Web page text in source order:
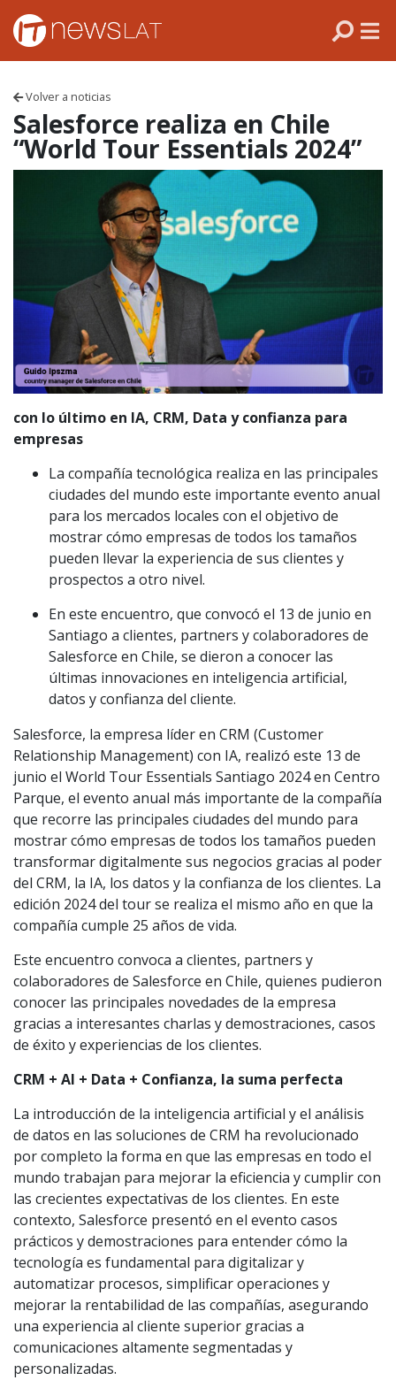
Skip to content
Volver a noticias
Salesforce realiza en Chile
“World Tour Essentials 2024”
con lo último en IA, CRM, Data y confianza para
empresas
La compañía tecnológica realiza en las principales
ciudades del mundo este importante evento anual
para los mercados locales con el objetivo de
mostrar cómo empresas de todos los tamaños
pueden llevar la experiencia de sus clientes y
prospectos a otro nivel.
En este encuentro, que convocó el 13 de junio en
Santiago a clientes, partners y colaboradores de
Salesforce en Chile, se dieron a conocer las
últimas innovaciones en inteligencia artificial,
datos y confianza del cliente.
Salesforce, la empresa líder en CRM (Customer
Relationship Management) con IA, realizó este 13 de
junio el World Tour Essentials Santiago 2024 en Centro
Parque, el evento anual más importante de la compañía
que recorre las principales ciudades del mundo para
mostrar cómo empresas de todos los tamaños pueden
transformar digitalmente sus negocios gracias al poder
del CRM, la IA, los datos y la confianza de los clientes. La
edición 2024 del tour se realiza el mismo año en que la
compañía cumple 25 años de vida.
Este encuentro convoca a clientes, partners y
colaboradores de Salesforce en Chile, quienes pudieron
conocer las principales novedades de la empresa
gracias a interesantes charlas y demostraciones, casos
de éxito y experiencias de los clientes.
CRM + AI + Data + Confianza, la suma perfecta
La introducción de la inteligencia artificial y el análisis
de datos en las soluciones de CRM ha revolucionado
por completo la forma en que las empresas en todo el
mundo trabajan para mejorar la eficiencia y cumplir con
las crecientes expectativas de los clientes. En este
contexto, Salesforce presentó en el evento casos
prácticos y demostraciones para entender cómo la
tecnología es fundamental para digitalizar y
automatizar procesos, simplificar operaciones y
mejorar la rentabilidad de las compañías, asegurando
una experiencia al cliente superior gracias a
comunicaciones altamente segmentadas y
personalizadas.
VENEZUELA
ECUADOR
ARGENTINA
MÉXICO